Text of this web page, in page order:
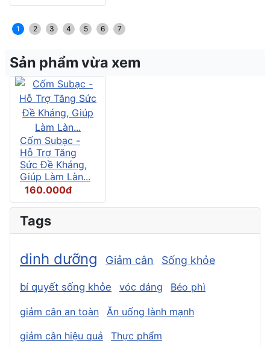
1 2 3 4 5 6 7
Sản phẩm vừa xem
Cốm Subạc -
Hỗ Trợ Tăng
Sức Đề Kháng,
Giúp Làm Làn...
160.000đ
Tags
dinh dưỡng Giảm cân Sống khỏe
bí quyết sống khỏe vóc dáng Béo phì
giảm cân an toàn
Ăn uống lành mạnh
giảm cân hiệu quả
Thực phẩm